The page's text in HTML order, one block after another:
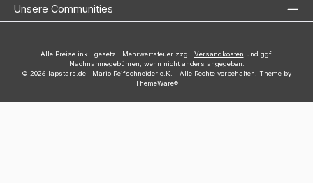
Unsere Communities
Alle Preise inkl. gesetzl. Mehrwertsteuer zzgl. Versandkosten und ggf.
Nachnahmegebühren, wenn nicht anders angegeben.
© 2026 lapstars.de | Mario Reifschneider e.K. - Alle Rechte vorbehalten. Theme by
ThemeWare®